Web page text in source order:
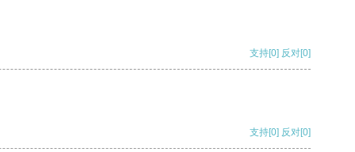
支持[0] 反对[0]
支持[0] 反对[0]